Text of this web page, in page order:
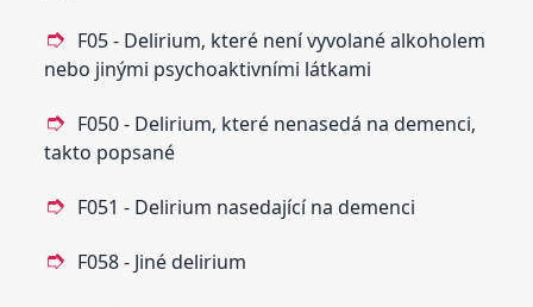
F05 - Delirium‚ které není vyvolané alkoholem
nebo jinými psychoaktivními látkami
F050 - Delirium‚ které nenasedá na demenci‚
takto popsané
F051 - Delirium nasedající na demenci
F058 - Jiné delirium